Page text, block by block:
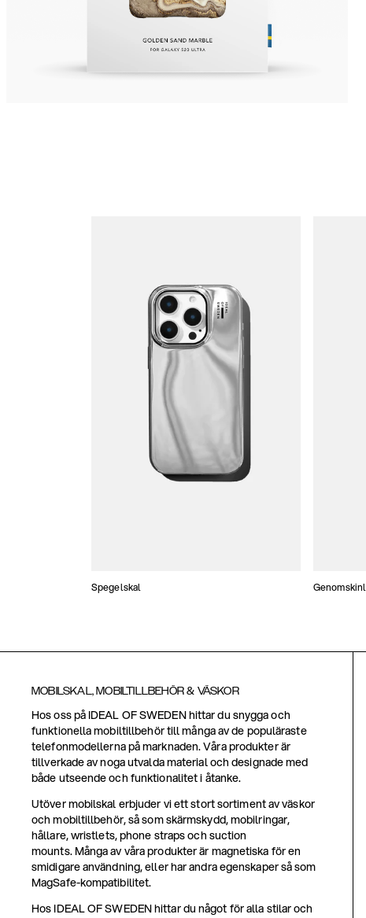
Spegelskal
MOBILSKAL, MOBILTILLBEHÖR & VÄSKOR
Hos oss på IDEAL OF SWEDEN hittar du snygga och
funktionella mobiltillbehör till många av de populäraste
telefonmodellerna på marknaden. Våra produkter är
tillverkade av noga utvalda material och designade med
både utseende och funktionalitet i åtanke.
Utöver mobilskal erbjuder vi ett stort sortiment av väskor
och mobiltillbehör, så som skärmskydd, mobilringar,
hållare, wristlets, phone straps och suction
mounts. Många av våra produkter är magnetiska för en
smidigare användning, eller har andra egenskaper så som
MagSafe-kompatibilitet.
Hos IDEAL OF SWEDEN hittar du något för alla stilar och